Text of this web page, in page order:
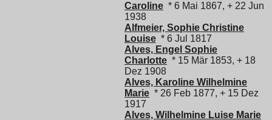
Caroline * 6 Mai 1867, + 22 Jun
1938
Alfmeier, Sophie Christine
Louise * 6 Jul 1817
Alves, Engel Sophie
Charlotte * 15 Mär 1853, + 18
Dez 1908
Alves, Karoline Wilhelmine
Marie * 26 Feb 1877, + 15 Dez
1917
Alves, Wilhelmine Luise Marie